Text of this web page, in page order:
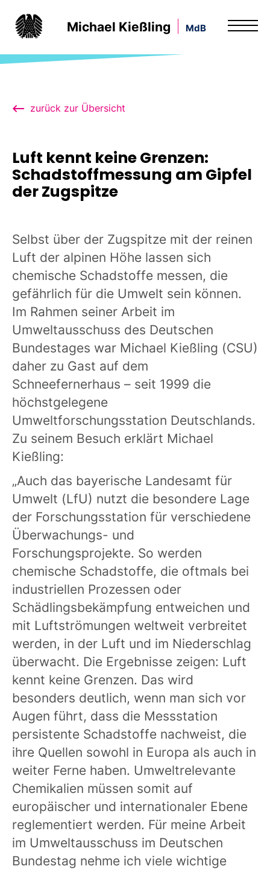
Michael Kießling MdB
zurück zur Übersicht
Luft kennt keine Grenzen:
Schadstoffmessung am Gipfel
der Zugspitze
Selbst über der Zugspitze mit der reinen
Luft der alpinen Höhe lassen sich
chemische Schadstoffe messen, die
gefährlich für die Umwelt sein können.
Im Rahmen seiner Arbeit im
Umweltausschuss des Deutschen
Bundestages war Michael Kießling (CSU)
daher zu Gast auf dem
Schneefernerhaus – seit 1999 die
höchstgelegene
Umweltforschungsstation Deutschlands.
Zu seinem Besuch erklärt Michael
Kießling:
„Auch das bayerische Landesamt für
Umwelt (LfU) nutzt die besondere Lage
der Forschungsstation für verschiedene
Überwachungs- und
Forschungsprojekte. So werden
chemische Schadstoffe, die oftmals bei
industriellen Prozessen oder
Schädlingsbekämpfung entweichen und
mit Luftströmungen weltweit verbreitet
werden, in der Luft und im Niederschlag
überwacht. Die Ergebnisse zeigen: Luft
kennt keine Grenzen. Das wird
besonders deutlich, wenn man sich vor
Augen führt, dass die Messstation
persistente Schadstoffe nachweist, die
ihre Quellen sowohl in Europa als auch in
weiter Ferne haben. Umweltrelevante
Chemikalien müssen somit auf
europäischer und internationaler Ebene
reglementiert werden. Für meine Arbeit
im Umweltausschuss im Deutschen
Bundestag nehme ich viele wichtige